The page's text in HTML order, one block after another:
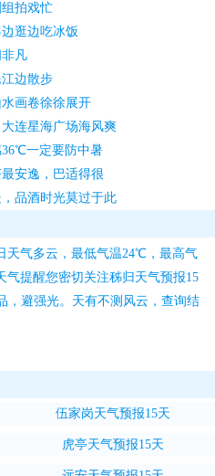
拍戏忙
逛边吃冰饭
凡
边散步
画卷徐徐展开
连星海广场海风爽
一定要防中暑
安逸，巴适得很
品酒时光莫过于此
天气多云，最低气温24℃，最高气
气提醒您密切关注秭归天气预报15
，避强光。天有不测风云，查询结
伍家岗天气预报15天
虎亭天气预报15天